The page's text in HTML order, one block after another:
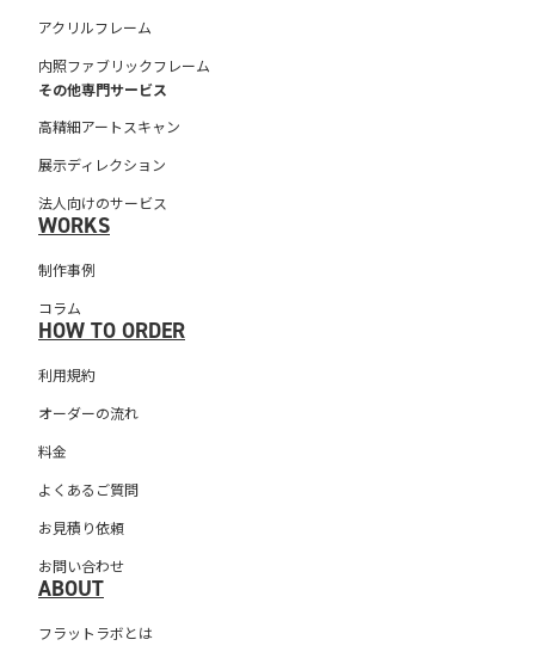
アクリルフレーム
内照ファブリックフレーム
その他専門サービス
高精細アートスキャン
展示ディレクション
法人向けのサービス
WORKS
制作事例
コラム
HOW TO ORDER
利用規約
オーダーの流れ
料金
よくあるご質問
お見積り依頼
お問い合わせ
ABOUT
フラットラボとは